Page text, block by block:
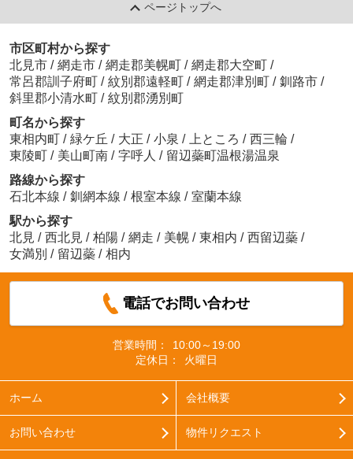
ページトップへ
市区町村から探す
北見市 / 網走市 / 網走郡美幌町 / 網走郡大空町 /
常呂郡訓子府町 / 紋別郡遠軽町 / 網走郡津別町 / 釧路市 /
斜里郡小清水町 / 紋別郡湧別町
町名から探す
東相内町 / 緑ケ丘 / 大正 / 小泉 / 上ところ / 西三輪 /
東陵町 / 美山町南 / 字呼人 / 留辺蘂町温根湯温泉
路線から探す
石北本線 / 釧網本線 / 根室本線 / 室蘭本線
駅から探す
北見 / 西北見 / 柏陽 / 網走 / 美幌 / 東相内 / 西留辺蘂 /
女満別 / 留辺蘂 / 相内
電話でお問い合わせ
営業時間：
10:00～19:00
定休日：
火曜日
ホーム 会社概要
お問い合わせ 物件リクエスト